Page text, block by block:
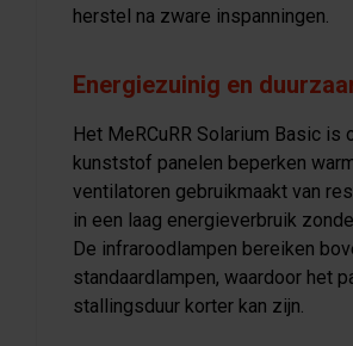
herstel na zware inspanningen.
Energiezuinig en
Het MeRCuRR Solarium Basic
kunststof panelen beperken
ventilatoren gebruikmaakt van
in een laag energieverbruik
De infraroodlampen bereiken
standaardlampen, waardoor het
stallingsduur korter kan zijn.